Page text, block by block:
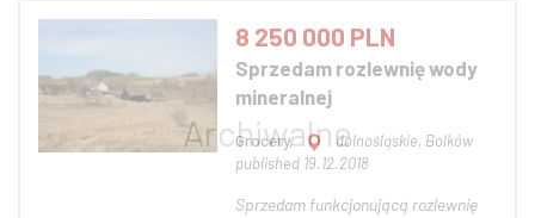
zdobywał wiele wyróżnień i nagród za
swoje produkty zarówno z
Ministerstwa Rolnictwa i Wsi, na
targach i wystawach oraz...
8 250 000 PLN
Sprzedam rozlewnię wody
mineralnej
Grocery,
dolnośląskie, Bolków
published 19.12.2018
Sprzedam funkcjonującą rozlewnię